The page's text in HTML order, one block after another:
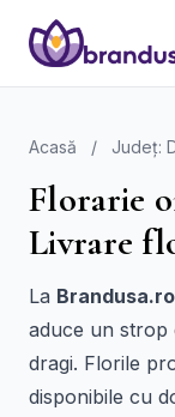
Acasă / Județ:
Florarie
Livrare
La Brandusa.ro
aduce un strop
dragi. Florile
disponibile cu